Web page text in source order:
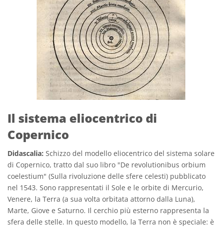
Il sistema eliocentrico di
Copernico
Didascalia: Schizzo del modello eliocentrico del sistema solare
di Copernico, tratto dal suo libro "De revolutionibus orbium
coelestium" (Sulla rivoluzione delle sfere celesti) pubblicato
nel 1543. Sono rappresentati il Sole e le orbite di Mercurio,
Venere, la Terra (a sua volta orbitata attorno dalla Luna),
Marte, Giove e Saturno. Il cerchio più esterno rappresenta la
sfera delle stelle. In questo modello, la Terra non è speciale: è